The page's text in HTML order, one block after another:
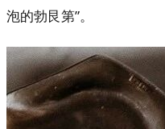
泡的勃艮第”。